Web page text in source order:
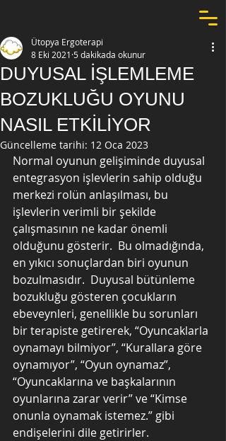
DUYUSAL İŞLEMLEME
BOZUKLUĞU OYUNU
NASIL ETKİLİYOR
Ütopya Ergoterapi
8 Eki 2021 5 dakikada okunur
Güncelleme tarihi: 12 Oca 2023
Normal oyunun gelişiminde duyusal
entegrasyon işlevlerin sahip olduğu
merkezi rolün anlaşılması, bu
işlevlerin verimli bir şekilde
çalışmasının ne kadar önemli
olduğunu gösterir.  Bu olmadığında,
en yıkıcı sonuçlardan biri oyunun
bozulmasıdır.  Duyusal bütünleme
bozukluğu gösteren çocukların
ebeveynleri, genellikle bu sorunları
bir terapiste getirerek, “Oyuncaklarla
oynamayı bilmiyor”, “Kurallara göre
oynamıyor”, “Oyun oynamaz”,
“Oyuncaklarına ve başkalarının
oyunlarına zarar verir” ve “Kimse
onunla oynamak istemez.” gibi
endişelerini dile getirirler.